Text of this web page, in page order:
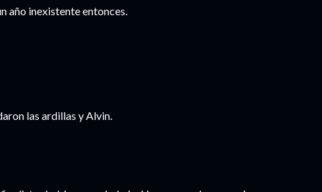
año inexistente entonces.
las ardillas y Alvin.